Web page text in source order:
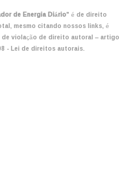
de Energia Diário" é de direito
mesmo citando nossos links, é
violação de direito autoral – artigo
- Lei de direitos autorais.